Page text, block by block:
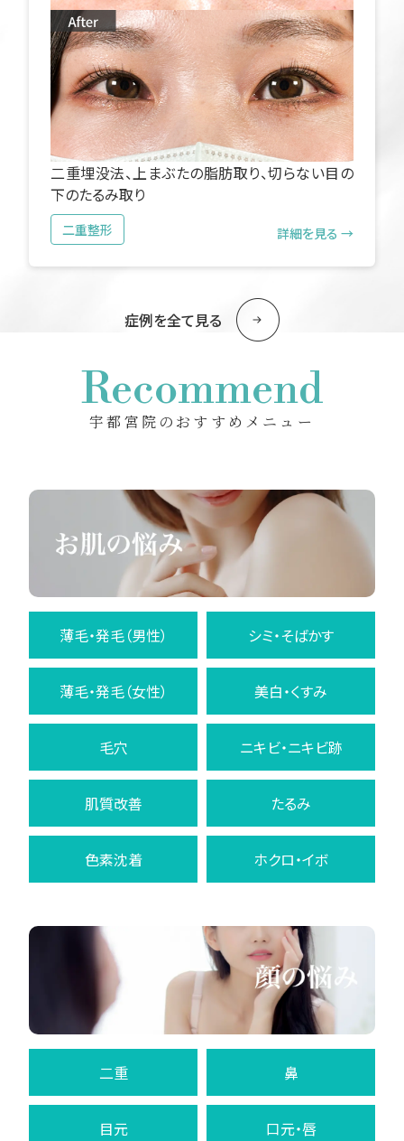
二重埋没法、上まぶたの脂肪取り、切らない目の
下のたるみ取り
二重整形 詳細を見る →
症例を全て見る
Recommend
宇都宮院のおすすめメニュー
薄毛・発毛（男性） シミ・そばかす
薄毛・発毛（女性） 美白・くすみ
毛穴 ニキビ・ニキビ跡
肌質改善 たるみ
色素沈着 ホクロ・イボ
二重 鼻
目元 口元・唇